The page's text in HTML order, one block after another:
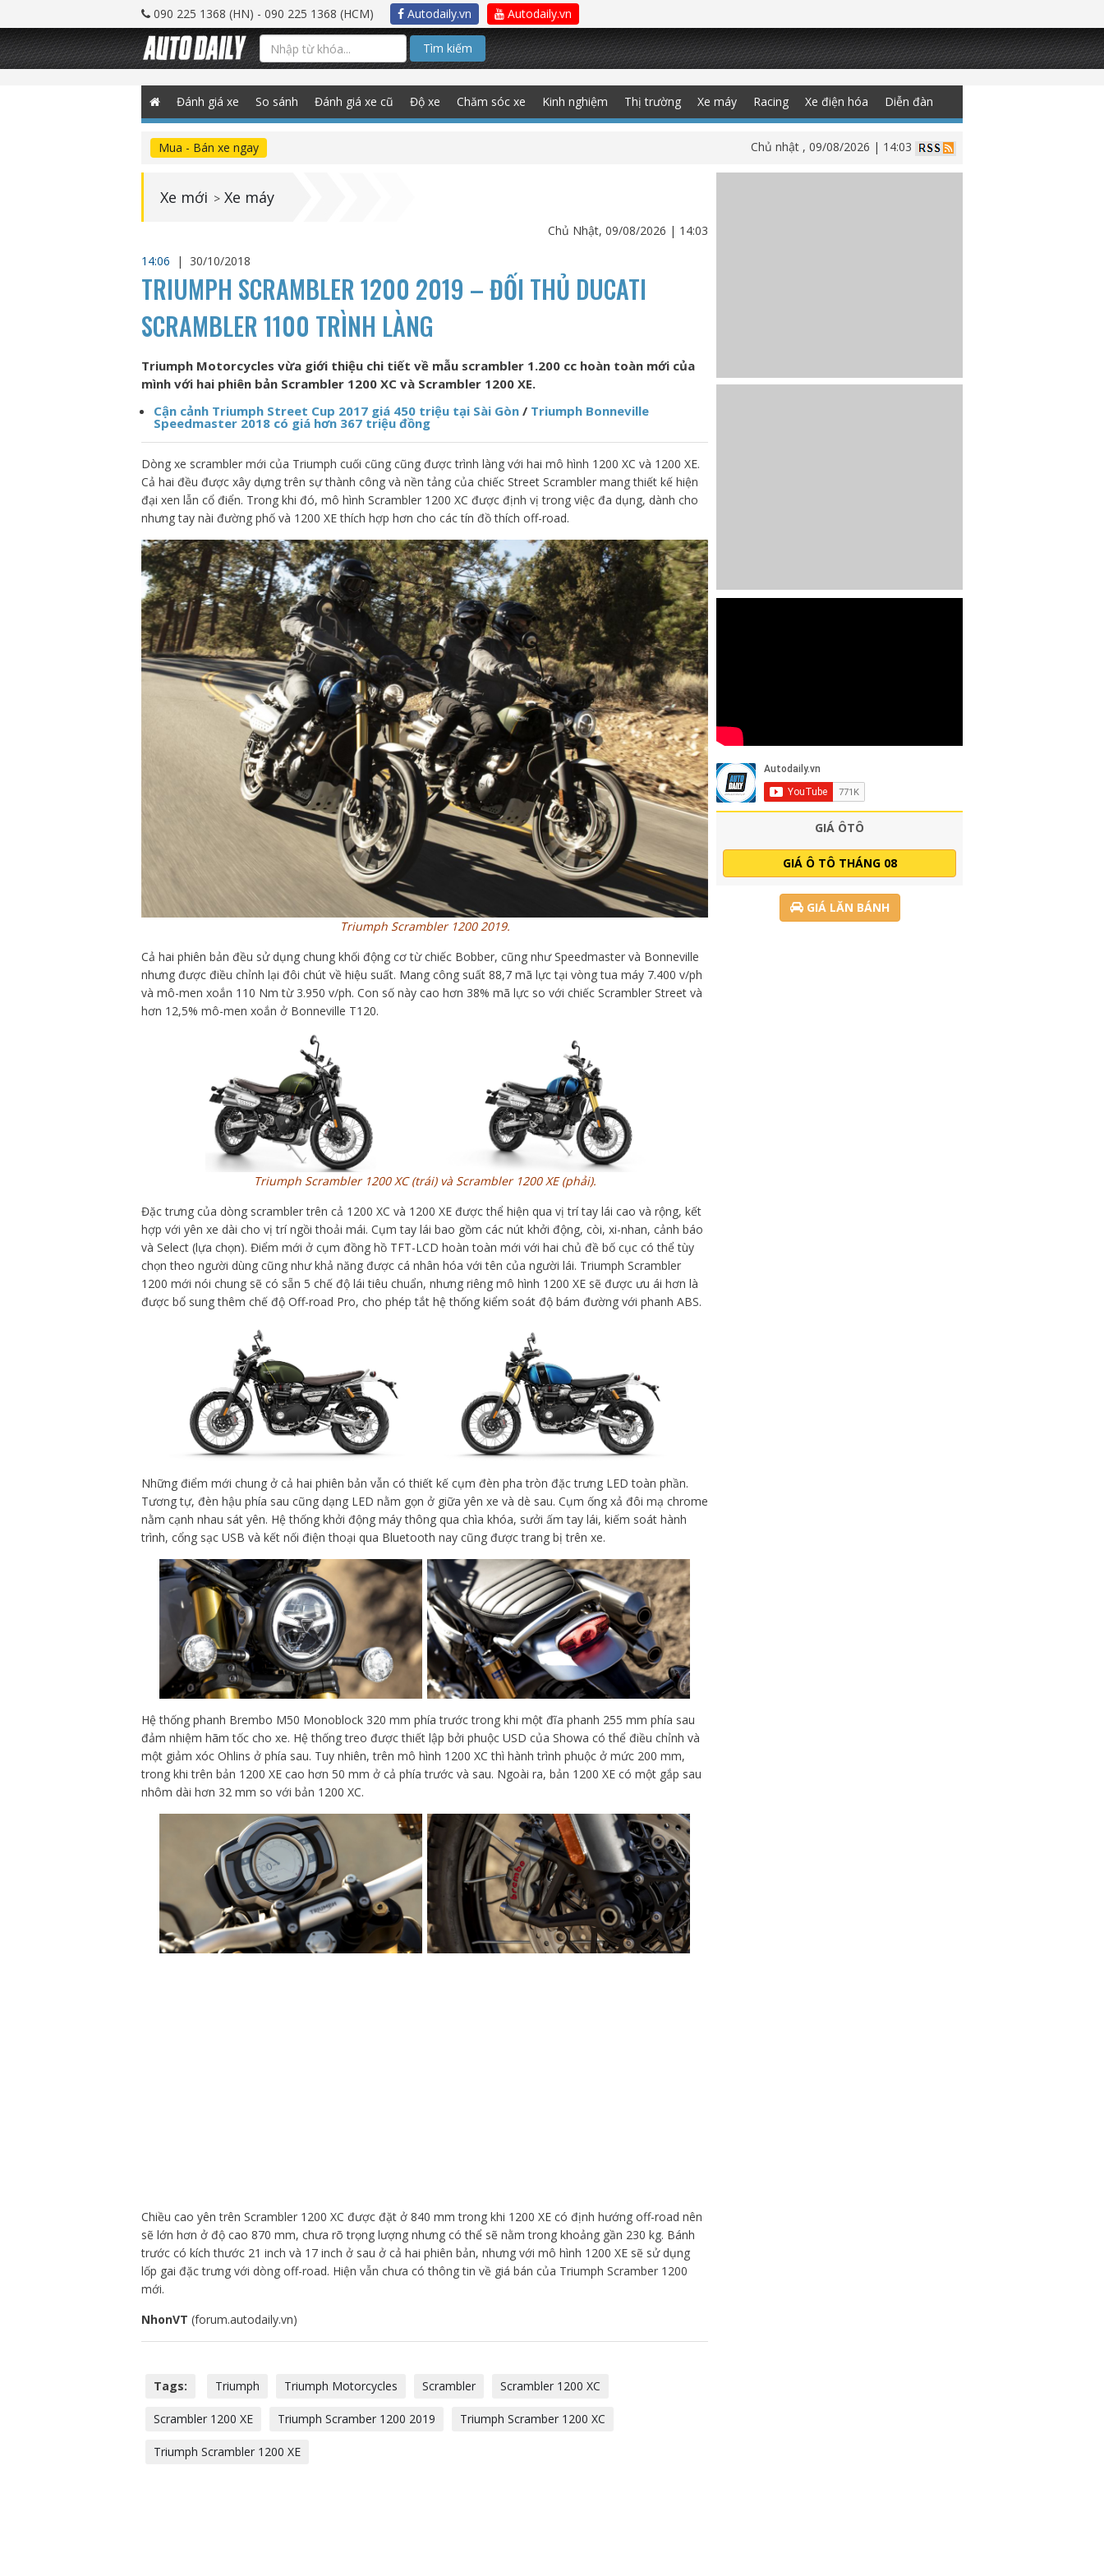
090 225 1368 (HN) - 090 225 1368 (HCM) Autodaily.vn Autodaily.vn
Tìm kiếm
Đánh giá xe So sánh Đánh giá xe cũ Độ xe Chăm sóc xe Kinh nghiệm Thị trường Xe máy Racing Xe điện hóa Diễn đàn
Mua - Bán xe ngay Chủ nhật , 09/08/2026 | 14:03
Xe mới > Xe máy
Chủ Nhật, 09/08/2026 | 14:03
14:06
| 30/10/2018
TRIUMPH SCRAMBLER 1200 2019 – ĐỐI THỦ DUCATI
SCRAMBLER 1100 TRÌNH LÀNG
Triumph Motorcycles vừa giới thiệu chi tiết về mẫu scrambler 1.200 cc hoàn toàn mới của
mình với hai phiên bản Scrambler 1200 XC và Scrambler 1200 XE.
Cận cảnh Triumph Street Cup 2017 giá 450 triệu tại Sài Gòn / Triumph Bonneville
Speedmaster 2018 có giá hơn 367 triệu đồng
Dòng xe scrambler mới của Triumph cuối cũng cũng được trình làng với hai mô hình 1200 XC và 1200 XE.
Cả hai đều được xây dựng trên sự thành công và nền tảng của chiếc Street Scrambler mang thiết kế hiện
đại xen lẫn cổ điển. Trong khi đó, mô hình Scrambler 1200 XC được định vị trong việc đa dụng, dành cho
nhưng tay nài đường phố và 1200 XE thích hợp hơn cho các tín đồ thích off-road.
Triumph Scrambler 1200 2019.
Cả hai phiên bản đều sử dụng chung khối động cơ từ chiếc Bobber, cũng như Speedmaster và Bonneville
nhưng được điều chỉnh lại đôi chút về hiệu suất. Mang công suất 88,7 mã lực tại vòng tua máy 7.400 v/ph
và mô-men xoắn 110 Nm từ 3.950 v/ph. Con số này cao hơn 38% mã lực so với chiếc Scrambler Street và
hơn 12,5% mô-men xoắn ở Bonneville T120.
Triumph Scrambler 1200 XC (trái) và Scrambler 1200 XE (phải).
Đặc trưng của dòng scrambler trên cả 1200 XC và 1200 XE được thể hiện qua vị trí tay lái cao và rộng, kết
hợp với yên xe dài cho vị trí ngồi thoải mái. Cụm tay lái bao gồm các nút khởi động, còi, xi-nhan, cảnh báo
và Select (lựa chọn). Điểm mới ở cụm đồng hồ TFT-LCD hoàn toàn mới với hai chủ đề bố cục có thể tùy
chọn theo người dùng cũng như khả năng được cá nhân hóa với tên của người lái. Triumph Scrambler
1200 mới nói chung sẽ có sẵn 5 chế độ lái tiêu chuẩn, nhưng riêng mô hình 1200 XE sẽ được ưu ái hơn là
được bổ sung thêm chế độ Off-road Pro, cho phép tắt hệ thống kiểm soát độ bám đường với phanh ABS.
Những điểm mới chung ở cả hai phiên bản vẫn có thiết kế cụm đèn pha tròn đặc trưng LED toàn phần.
Tương tự, đèn hậu phía sau cũng dạng LED nằm gọn ở giữa yên xe và dè sau. Cụm ống xả đôi mạ chrome
nằm cạnh nhau sát yên. Hệ thống khởi động máy thông qua chìa khóa, sưởi ấm tay lái, kiếm soát hành
trình, cổng sạc USB và kết nối điện thoại qua Bluetooth nay cũng được trang bị trên xe.
Hệ thống phanh Brembo M50 Monoblock 320 mm phía trước trong khi một đĩa phanh 255 mm phía sau
đảm nhiệm hãm tốc cho xe. Hệ thống treo được thiết lập bởi phuộc USD của Showa có thể điều chỉnh và
một giảm xóc Ohlins ở phía sau. Tuy nhiên, trên mô hình 1200 XC thì hành trình phuộc ở mức 200 mm,
trong khi trên bản 1200 XE cao hơn 50 mm ở cả phía trước và sau. Ngoài ra, bản 1200 XE có một gắp sau
nhôm dài hơn 32 mm so với bản 1200 XC.
Chiều cao yên trên Scrambler 1200 XC được đặt ở 840 mm trong khi 1200 XE có định hướng off-road nên
sẽ lớn hơn ở độ cao 870 mm, chưa rõ trọng lượng nhưng có thể sẽ nằm trong khoảng gần 230 kg. Bánh
trước có kích thước 21 inch và 17 inch ở sau ở cả hai phiên bản, nhưng với mô hình 1200 XE sẽ sử dụng
lốp gai đặc trưng với dòng off-road. Hiện vẫn chưa có thông tin về giá bán của Triumph Scramber 1200
mới.
NhonVT (forum.autodaily.vn)
Tags: Triumph Triumph Motorcycles Scrambler Scrambler 1200 XC
Scrambler 1200 XE Triumph Scramber 1200 2019 Triumph Scramber 1200 XC
Triumph Scrambler 1200 XE
GIÁ ÔTÔ
GIÁ Ô TÔ THÁNG 08
GIÁ LĂN BÁNH